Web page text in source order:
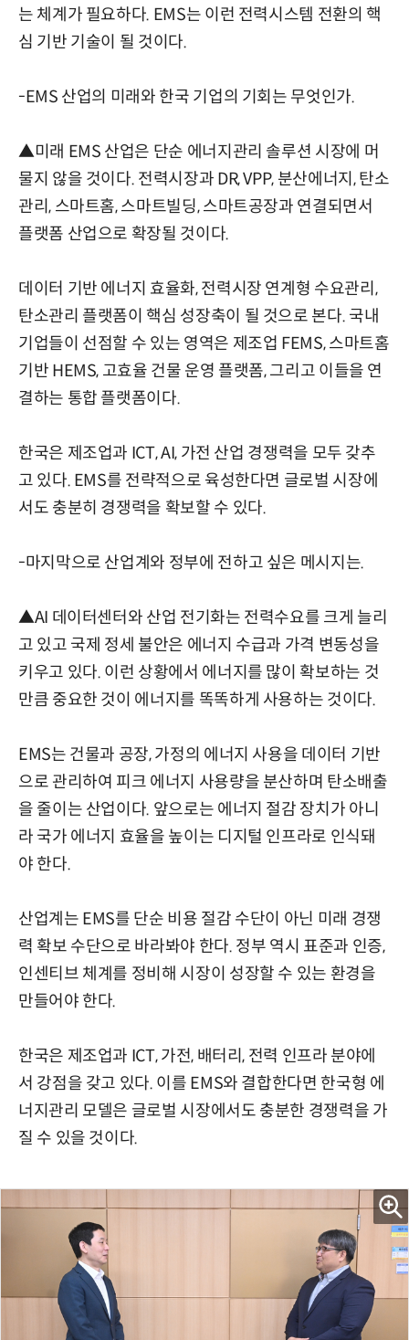
는 체계가 필요하다. EMS는 이런 전력시스템 전환의 핵
심 기반 기술이 될 것이다.
-EMS 산업의 미래와 한국 기업의 기회는 무엇인가.
▲미래 EMS 산업은 단순 에너지관리 솔루션 시장에 머
물지 않을 것이다. 전력시장과 DR, VPP, 분산에너지, 탄소
관리, 스마트홈, 스마트빌딩, 스마트공장과 연결되면서
플랫폼 산업으로 확장될 것이다.
데이터 기반 에너지 효율화, 전력시장 연계형 수요관리,
탄소관리 플랫폼이 핵심 성장축이 될 것으로 본다. 국내
기업들이 선점할 수 있는 영역은 제조업 FEMS, 스마트홈
기반 HEMS, 고효율 건물 운영 플랫폼, 그리고 이들을 연
결하는 통합 플랫폼이다.
한국은 제조업과 ICT, AI, 가전 산업 경쟁력을 모두 갖추
고 있다. EMS를 전략적으로 육성한다면 글로벌 시장에
서도 충분히 경쟁력을 확보할 수 있다.
-마지막으로 산업계와 정부에 전하고 싶은 메시지는.
▲AI 데이터센터와 산업 전기화는 전력수요를 크게 늘리
고 있고 국제 정세 불안은 에너지 수급과 가격 변동성을
키우고 있다. 이런 상황에서 에너지를 많이 확보하는 것
만큼 중요한 것이 에너지를 똑똑하게 사용하는 것이다.
EMS는 건물과 공장, 가정의 에너지 사용을 데이터 기반
으로 관리하여 피크 에너지 사용량을 분산하며 탄소배출
을 줄이는 산업이다. 앞으로는 에너지 절감 장치가 아니
라 국가 에너지 효율을 높이는 디지털 인프라로 인식돼
야 한다.
산업계는 EMS를 단순 비용 절감 수단이 아닌 미래 경쟁
력 확보 수단으로 바라봐야 한다. 정부 역시 표준과 인증,
인센티브 체계를 정비해 시장이 성장할 수 있는 환경을
만들어야 한다.
한국은 제조업과 ICT, 가전, 배터리, 전력 인프라 분야에
서 강점을 갖고 있다. 이를 EMS와 결합한다면 한국형 에
너지관리 모델은 글로벌 시장에서도 충분한 경쟁력을 가
질 수 있을 것이다.